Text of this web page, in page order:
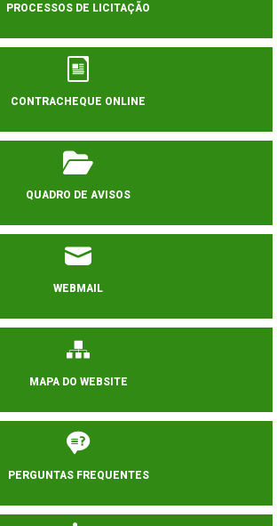
PROCESSOS DE LICITAÇÃO
CONTRACHEQUE ONLINE
QUADRO DE AVISOS
WEBMAIL
MAPA DO WEBSITE
PERGUNTAS FREQUENTES